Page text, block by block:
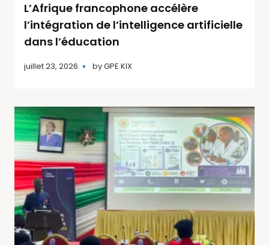
L’Afrique francophone accélère
l’intégration de l’intelligence artificielle
dans l’éducation
juillet 23, 2026 byGPE KIX